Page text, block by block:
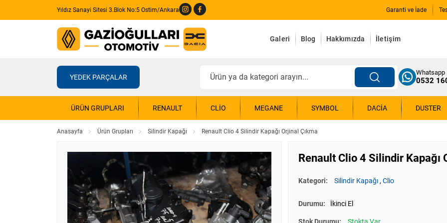
Yıldız Sanayi Sitesi 3.Blok No:5 Ostim/Ankara Garanti ve İade
Galeri Blog Hakkımızda İletişim
YEDEK PARÇALAR
Whatsapp
0532
ÜRÜN GRUPLARI RENAULT CLIO MEGANE SYMBOL DACIA DUSTER
Anasayfa Ürün Grupları Silindir Kapağı Renault Clio 4 Silindir Kapağı Orjinal Çıkma
Renault Clio 4 Silindir Kapağı
Kategori: Silindir Kapağı,Clio
Durumu: İkinci El